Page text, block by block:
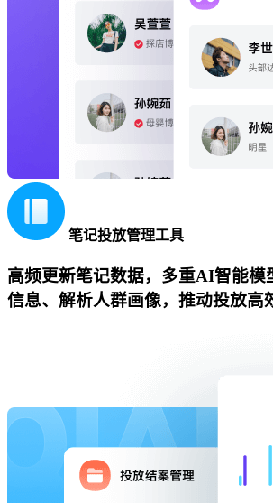
笔记投放管理工具
高频更新笔记数据，多重AI智能模
信息、解析人群画像，推动投放高